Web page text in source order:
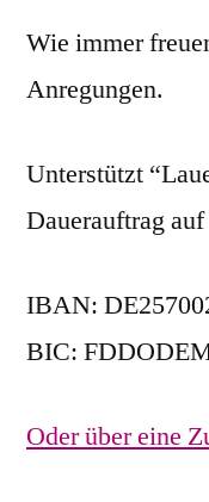
Wie immer
Anregungen.
Unterstützt
Dauerauftrag
IBAN:
BIC:
Oder über eine